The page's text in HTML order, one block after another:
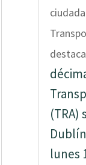
(TRA)
lunes